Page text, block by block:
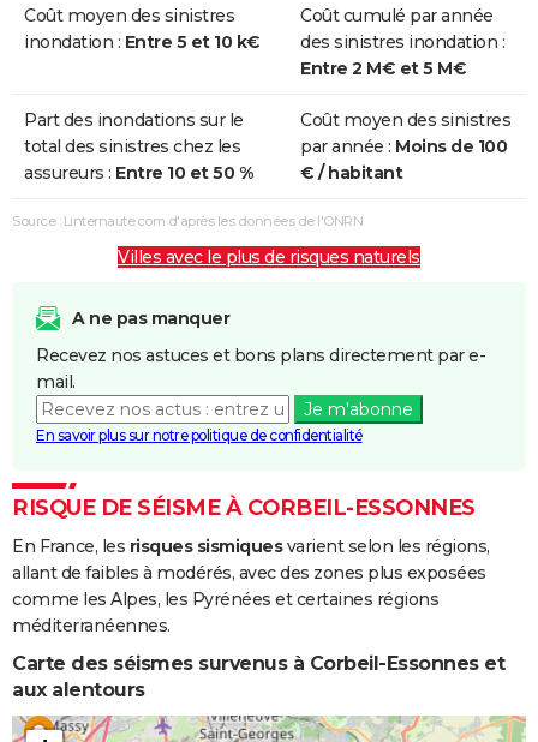
et/ou
Coulées de
Inondations
et/ou
Coulées de
Boue
28/05/2016 05/06/2016 9 j Oui
Inondations
Nappe
26/03/2001 15/04/2001 21 j
Inondations
et/ou
Coulées de
Boue
25/12/1999 29/12/1999 5 j Non
Inondations
et/ou
Coulées de
Boue
21/08/1996 21/08/1996 1 j Oui
Inondations
et/ou
Coulées de
10/08/1986
Coût moyen des sinistres
inondation : Entre 5 et 10 k€
Coût cumulé par année
des sinistres inondation :
Entre 2 M€ et 5 M€
Part des inondations sur le
total des sinistres chez les
assureurs : Entre 10 et 50 %
Coût moyen des sinistres
par année : Moins de 100
€ / habitant
Source : Linternaute.com d'après les données de l'ONRN
Villes avec le plus de risques naturels
A ne pas manquer
Recevez nos astuces et bons plans directement par e-
mail.
Je m'abonne
En savoir plus sur notre politique de confidentialité
RISQUE DE SÉISME À CORBEIL-ESSONNES
En France, les risques sismiquesvarient selon les régions,
allant de faibles à modérés, avec des zones plus exposées
comme les Alpes, les Pyrénées et certaines régions
méditerranéennes.
Carte des séismes survenus à Corbeil-Essonnes et
aux alentours